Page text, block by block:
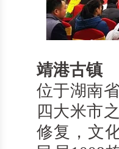
靖港古镇
位于湖南
四大米市
修复，文